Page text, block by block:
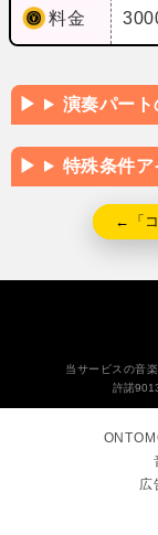
料金
演奏パー
特殊条件
←「
当サービスの音
許諾
広